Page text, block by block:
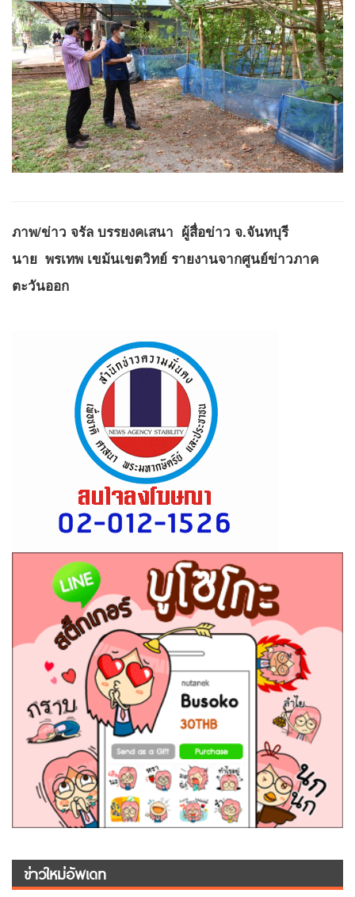
ภาพ/ข่าว จรัล บรรยงคเสนา ผู้สื่อข่าว จ.จันทบุรี
นาย พรเทพ เขม้นเขตวิทย์ รายงานจากศูนย์ข่าวภาค
ตะวันออก
ข่าวใหม่อัพเดท